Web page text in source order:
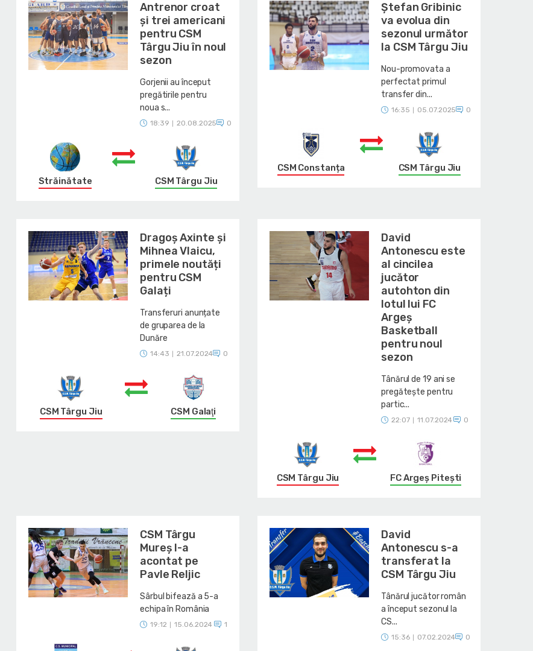
Antrenor croat
și trei americani
pentru CSM
Târgu Jiu în noul
sezon
Gorjenii au început
pregătirile pentru
noua s...
18:39 20.08.2025 0
Străinătate CSM Târgu Jiu
Ștefan Gribinic
va evolua din
sezonul următor
la CSM Târgu Jiu
Nou-promovata a
perfectat primul
transfer din...
16:35 05.07.2025 0
CSM Constanța CSM Târgu Jiu
Dragoș Axinte și
Mihnea Vlaicu,
primele noutăți
pentru CSM
Galați
Transferuri anunțate
de gruparea de la
Dunăre
14:43 21.07.2024 0
CSM Târgu Jiu CSM Galaţi
David
Antonescu este
al cincilea
jucător
autohton din
lotul lui FC
Argeș
Basketball
pentru noul
sezon
Tânărul de 19 ani se
pregătește pentru
partic...
22:07 11.07.2024 0
CSM Târgu Jiu FC Argeș Pitești
CSM Târgu
Mureș l-a
acontat pe
Pavle Reljic
Sârbul bifează a 5-a
echipa în România
19:12 15.06.2024 1
David
Antonescu s-a
transferat la
CSM Târgu Jiu
Tânărul jucător român
a început sezonul la
CS...
15:36 07.02.2024 0